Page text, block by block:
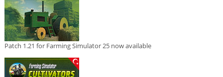
Patch 1.21 for Farming Simulator 25 now available